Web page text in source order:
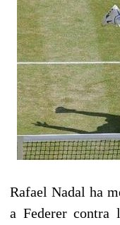
Rafael Nadal ha
a Federer contra